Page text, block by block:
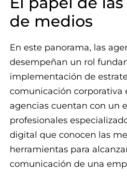
de medios
En este panorama, las
desempeñan un rol
implementación de
comunicación corporativa
agencias cuentan con un
profesionales
digital que conocen las
herramientas para
comunicación de una